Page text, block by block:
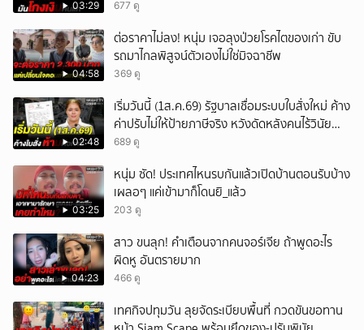
03:29 677 ดู
04:58
ต่อราคาไม่ลง! หนุ่ม เจอลุงป่วยโรคไตของเก่า ขับ
รถมาไกลพิสูจน์ตัวเองไม่ใช่มิจฉาชีพ
369 ดู
02:48
เริ่มวันนี้ (1ส.ค.69) รัฐบาลเชื่อมระบบใบสั่งใหม่ ค้าง
ค่าปรับไม่ให้ป้ายภาษีจริง หวังดัดหลังคนไร้วินัย
จราจร
689 ดู
03:25
หนุ่ม ซัด! ประเทศไหนรบกันแล้วเปิดบ้านตอนรับบ้าง
เผลอๆ แค่เข้ามาก็โดนยิ_แล้ว
203 ดู
04:23
สาว ขนลุก! คำเตือนจากคนจอร์เจีย ถ้าพูดอะไร
ผิดหู อันตรายมาก
466 ดู
เทศกิจปทุมวัน ลุยจัดระเบียบพื้นที่ กวดขันขอทาน